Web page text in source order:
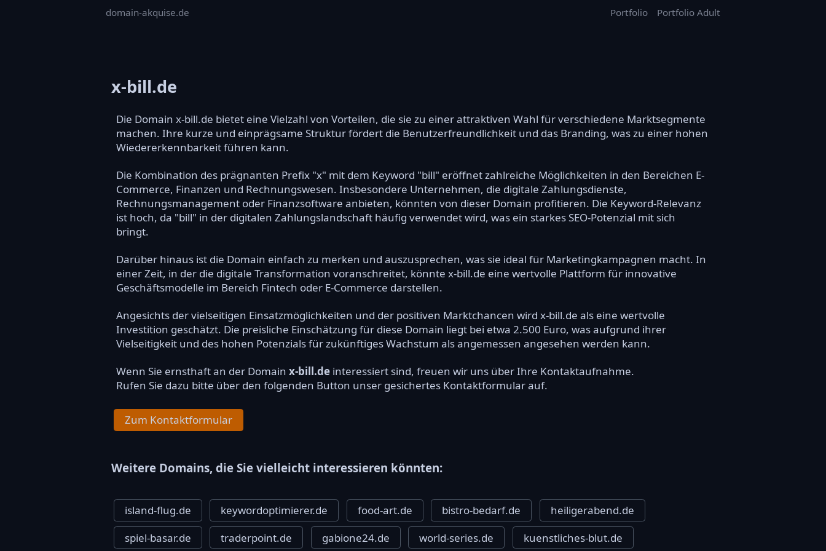
domain-akquise.de Portfolio Portfolio Adult
x-bill.de
Die Domain x-bill.de bietet eine Vielzahl von Vorteilen, die sie zu einer attraktiven Wahl für verschiedene Marktsegmente
machen. Ihre kurze und einprägsame Struktur fördert die Benutzerfreundlichkeit und das Branding, was zu einer hohen
Wiedererkennbarkeit führen kann.
Die Kombination des prägnanten Prefix "x" mit dem Keyword "bill" eröffnet zahlreiche Möglichkeiten in den Bereichen E-
Commerce, Finanzen und Rechnungswesen. Insbesondere Unternehmen, die digitale Zahlungsdienste,
Rechnungsmanagement oder Finanzsoftware anbieten, könnten von dieser Domain profitieren. Die Keyword-Relevanz
ist hoch, da "bill" in der digitalen Zahlungslandschaft häufig verwendet wird, was ein starkes SEO-Potenzial mit sich
bringt.
Darüber hinaus ist die Domain einfach zu merken und auszusprechen, was sie ideal für Marketingkampagnen macht. In
einer Zeit, in der die digitale Transformation voranschreitet, könnte x-bill.de eine wertvolle Plattform für innovative
Geschäftsmodelle im Bereich Fintech oder E-Commerce darstellen.
Angesichts der vielseitigen Einsatzmöglichkeiten und der positiven Marktchancen wird x-bill.de als eine wertvolle
Investition geschätzt. Die preisliche Einschätzung für diese Domain liegt bei etwa 2.500 Euro, was aufgrund ihrer
Vielseitigkeit und des hohen Potenzials für zukünftiges Wachstum als angemessen angesehen werden kann.
Wenn Sie ernsthaft an der Domain x-bill.de interessiert sind, freuen wir uns über Ihre Kontaktaufnahme.
Rufen Sie dazu bitte über den folgenden Button unser gesichertes Kontaktformular auf.
Zum Kontaktformular
Weitere Domains, die Sie vielleicht interessieren könnten:
island-flug.de keywordoptimierer.de food-art.de bistro-bedarf.de
heiligerabend.de
spiel-basar.de
traderpoint.de gabione24.de world-series.de kuenstliches-blut.de